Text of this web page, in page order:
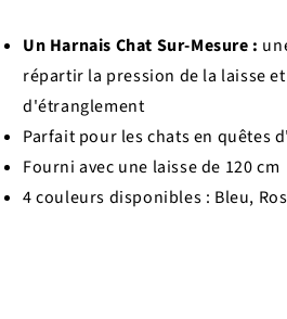
Un Harnais Chat Sur-Mesure :
répartir la pression de la laisse
d'étranglement
Parfait pour les chats en quêtes
Fourni avec une laisse de 120 cm
4 couleurs disponibles : Bleu,